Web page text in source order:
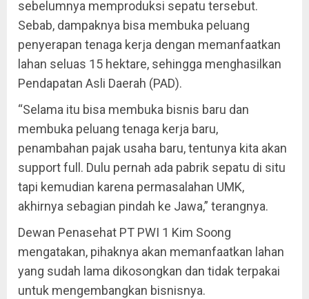
sebelumnya memproduksi sepatu tersebut.
Sebab, dampaknya bisa membuka peluang
penyerapan tenaga kerja dengan memanfaatkan
lahan seluas 15 hektare, sehingga menghasilkan
Pendapatan Asli Daerah (PAD).
“Selama itu bisa membuka bisnis baru dan
membuka peluang tenaga kerja baru,
penambahan pajak usaha baru, tentunya kita akan
support full. Dulu pernah ada pabrik sepatu di situ
tapi kemudian karena permasalahan UMK,
akhirnya sebagian pindah ke Jawa,” terangnya.
Dewan Penasehat PT PWI 1 Kim Soong
mengatakan, pihaknya akan memanfaatkan lahan
yang sudah lama dikosongkan dan tidak terpakai
untuk mengembangkan bisnisnya.